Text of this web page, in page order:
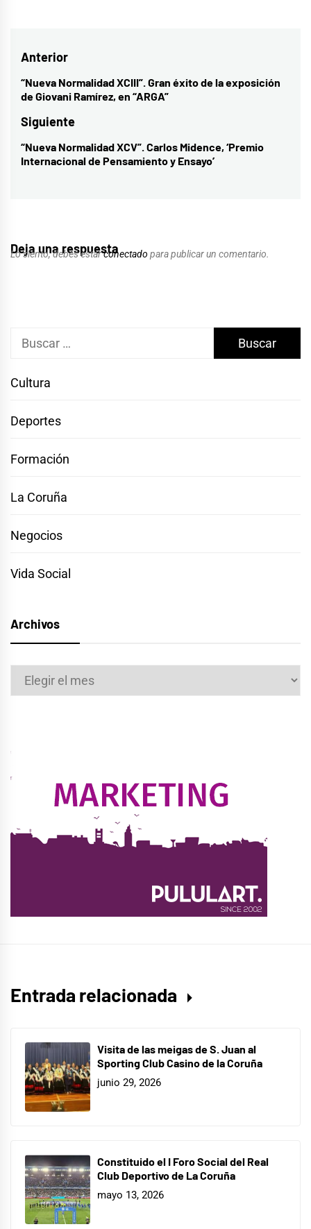
Navegación
de
Anterior
Entrada
anterior:
“Nueva Normalidad XCIII”. Gran éxito de la exposición
de Giovani Ramírez, en “ARGA”
Siguiente
Entrada
siguiente:
“Nueva Normalidad XCV”. Carlos Midence, ‘Premio
Internacional de Pensamiento y Ensayo’
Deja una respuesta
Lo siento, debes estarconectado para publicar un comentario.
Buscar:
Cultura
Deportes
Formación
La Coruña
Negocios
Vida Social
Archivos
Archivos
Entrada relacionada
Visita de las meigas de S. Juan al
Sporting Club Casino de la Coruña
junio 29, 2026
Constituido el I Foro Social del Real
Club Deportivo de La Coruña
mayo 13, 2026